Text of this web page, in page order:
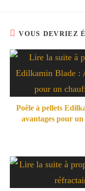
VOUS DEVRIEZ
Poêle à pellets
avantages pour